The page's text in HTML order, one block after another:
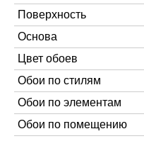
Поверхность
Основа
Цвет обоев
Обои по стилям
Обои по элементам
Обои по помещению